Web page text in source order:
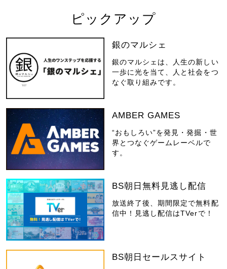
ピックアップ
銀のマルシェ
銀のマルシェは、人生の新しい
一歩に光を当て、人と社会をつ
なぐ取り組みです。
AMBER GAMES
“おもしろい”を発見・発掘・世
界とつなぐゲームレーベルで
す。
BS朝日無料見逃し配信
放送終了後、期間限定で無料配
信中！見逃し配信はTVerで！
BS朝日セールスサイト